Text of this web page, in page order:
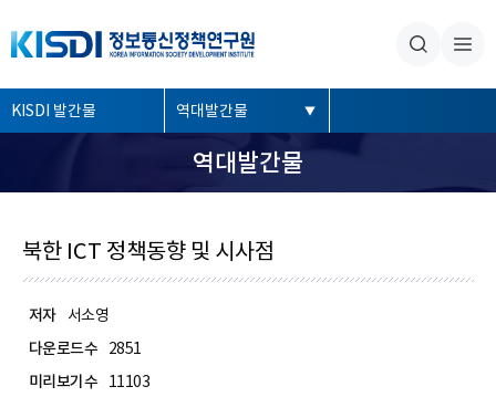
좌
측
KISDI 발간물 역대발간물
역대발간물
북한 ICT 정책동향 및 시사점
저자
서소영
다운로드수
2851
미리보기수
11103